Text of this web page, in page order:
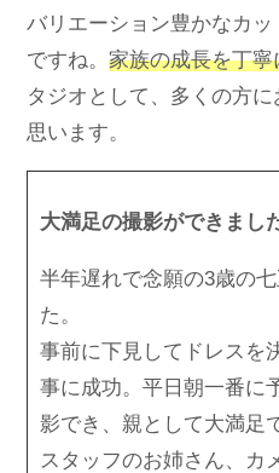
バリエーション豊かなカ
ですね。 家族の成長を丁
タジオとして、多くの方
思います。
大満足の撮影ができまし
半年遅れで念願の3歳の
た。
事前に下見してドレスを
事に成功。平日朝一番に
影でき、親として大満足
スタッフのお姉さん、カ